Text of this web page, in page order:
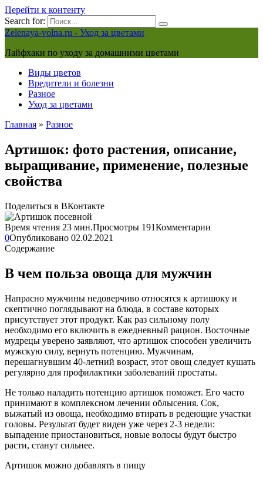
Перейти к контенту
Search for:
Zelenaya-volna.ru - Уход за цветами
Лайфхаки по уходу за домашними цветами
Виды цветов
Вредители и болезни
Разное
Уход за цветами
Главная » Разное
Артишок: фото растения, описание,
выращивание, применение, полезные
свойства
Поделиться в ВКонтакте
Время чтения 23 мин.Просмотры 191Комментарии
0Опубликовано 02.02.2021
Содержание
В чем польза овоща для мужчин
Напрасно мужчины недоверчиво относятся к артишоку и
скептично поглядывают на блюда, в составе которых
присутствует этот продукт. Как раз сильному полу
необходимо его включить в ежедневный рацион. Восточные
мудрецы уверено заявляют, что артишок способен увеличить
мужскую силу, вернуть потенцию. Мужчинам,
перешагнувшим 40-летний возраст, этот овощ следует кушать
регулярно для профилактики заболеваний простаты.
Не только наладить потенцию артишок поможет. Его часто
принимают в комплексном лечении облысения. Сок,
выжатый из овоща, необходимо втирать в редеющие участки
головы. Результат будет виден уже через 2-3 недели:
выпадение приостановиться, новые волосы будут быстро
расти, станут сильнее.
Артишок можно добавлять в пищу